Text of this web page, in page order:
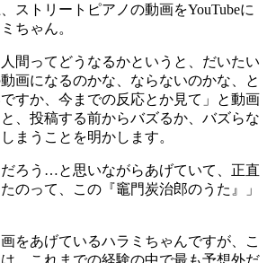
ストリートピアノの動画をYouTubeに
ちゃん。
人間ってどうなるかというと、だいたい
画になるのかな、ならないのかな、と
すか、今までの反応とか見て」と動画
、投稿する前からバズるか、バズらな
まうことを明かします。
ろう…と思いながらあげていて、正直
のって、この『竈門炭治郎のうた』」
をあげているハラミちゃんですが、こ
、これまでの経験の中で最も予想外だ